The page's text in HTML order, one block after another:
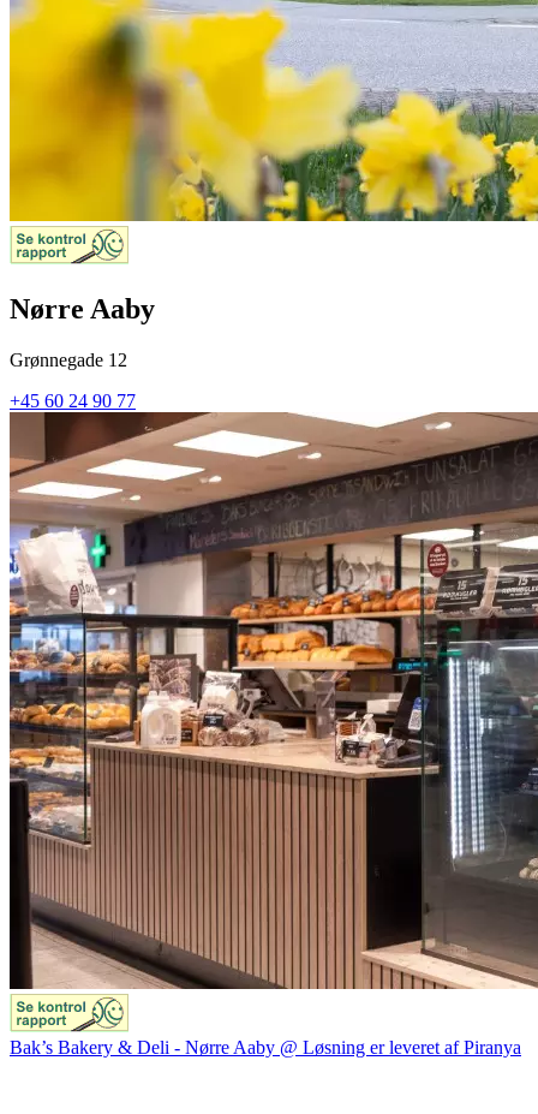
Nørre Aaby
Grønnegade 12
+45 60 24 90 77
Bak’s Bakery & Deli - Nørre Aaby @ Løsning er leveret af Piranya